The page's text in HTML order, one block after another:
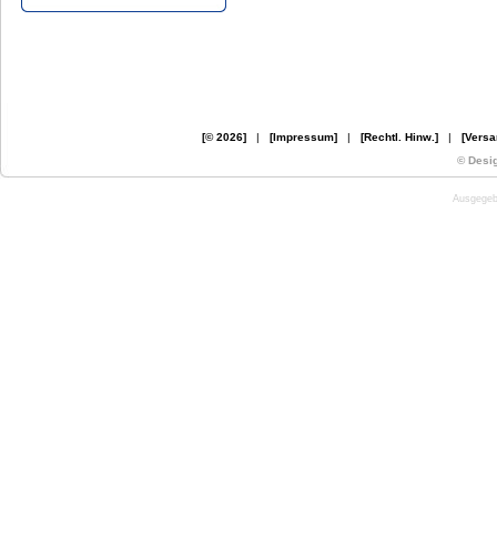
[© 2026] | [Impressum] | [Rechtl. Hinw.] |
©